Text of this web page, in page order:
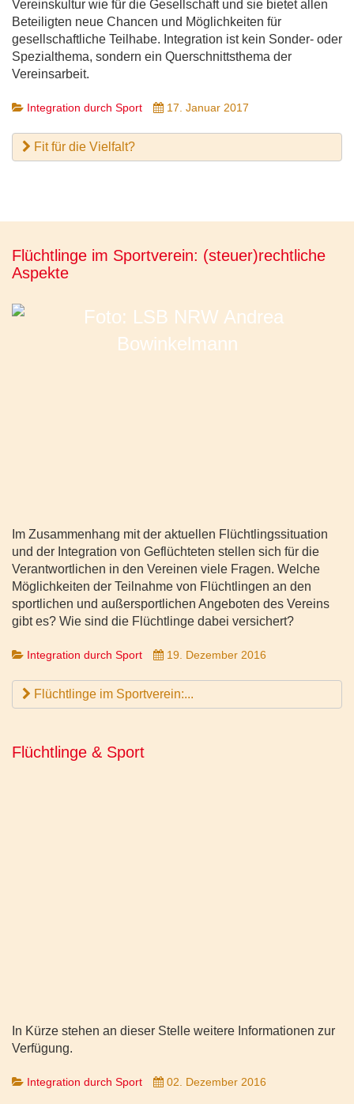
Vereinskultur wie für die Gesellschaft und sie bietet allen
Beteiligten neue Chancen und Möglichkeiten für
gesellschaftliche Teilhabe. Integration ist kein Sonder- oder
Spezialthema, sondern ein Querschnittsthema der
Vereinsarbeit.
Integration durch Sport 17. Januar 2017
Fit für die Vielfalt?
Flüchtlinge im Sportverein: (steuer)rechtliche
Aspekte
Im Zusammenhang mit der aktuellen Flüchtlingssituation
und der Integration von Geflüchteten stellen sich für die
Verantwortlichen in den Vereinen viele Fragen. Welche
Möglichkeiten der Teilnahme von Flüchtlingen an den
sportlichen und außersportlichen Angeboten des Vereins
gibt es? Wie sind die Flüchtlinge dabei versichert?
Integration durch Sport 19. Dezember 2016
Flüchtlinge im Sportverein:...
Flüchtlinge & Sport
In Kürze stehen an dieser Stelle weitere Informationen zur
Verfügung.
Integration durch Sport 02. Dezember 2016